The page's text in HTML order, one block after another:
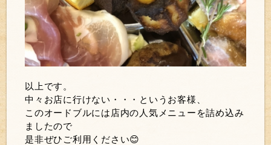
以上です。
中々お店に行けない・・・というお客様、
このオードブルには店内の人気メニューを詰め込み
ましたので
是非ぜひご利用ください😊